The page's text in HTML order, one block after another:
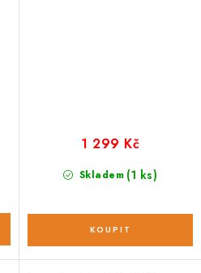
Skladem (1 ks)
1 299 Kč